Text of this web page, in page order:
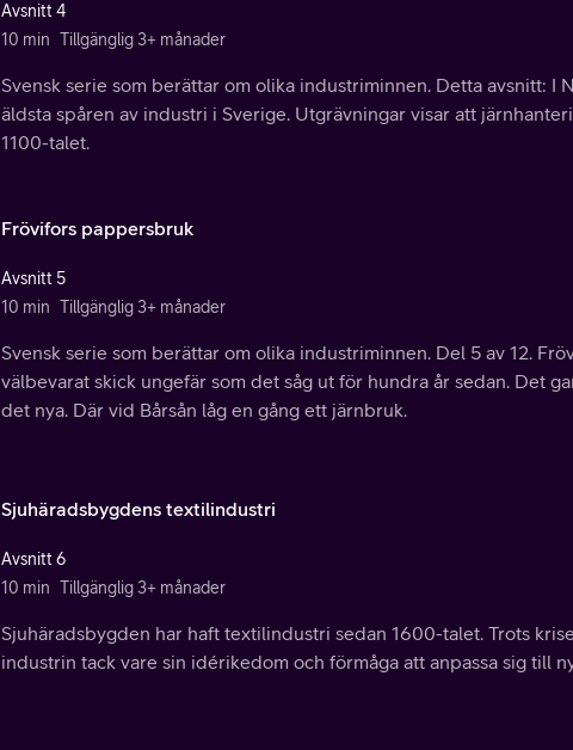
Avsnitt 4
10 min Tillgänglig 3+ månader
Svensk serie som berättar om olika industriminnen. Detta avsnitt: I
äldsta spåren av industri i Sverige. Utgrävningar visar att
1100-talet.
Frövifors pappersbruk
Avsnitt 5
10 min Tillgänglig 3+ månader
Svensk serie som berättar om olika industriminnen. Del 5 av 12.
välbevarat skick ungefär som det såg ut för hundra år sedan. Det
det nya. Där vid Bårsån låg en gång ett järnbruk.
Sjuhäradsbygdens textilindustri
Avsnitt 6
10 min Tillgänglig 3+ månader
Sjuhäradsbygden har haft textilindustri sedan 1600-talet. Trots
industrin tack vare sin idérikedom och förmåga att anpassa sig till